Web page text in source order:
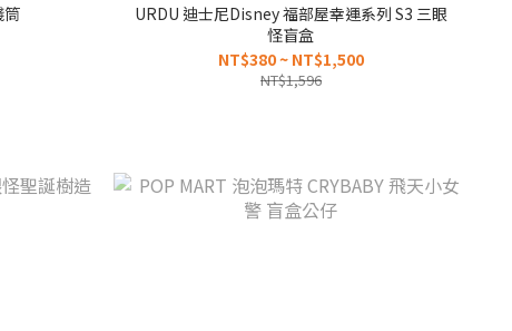
URDU 迪士尼Disney 福部屋幸運系列 S3 三眼
怪盲盒
NT$380 ~ NT$1,500
NT$1,596